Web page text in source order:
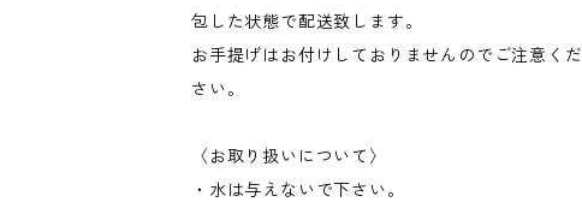
包した状態で配送致します。
お手提げはお付けしておりませんのでご注意くだ
さい。
〈お取り扱いについて〉
・水は与えないで下さい。